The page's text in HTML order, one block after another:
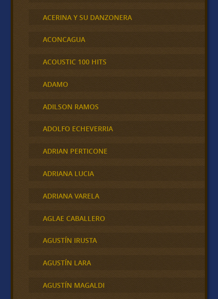
ACERINA Y SU DANZONERA
ACONCAGUA
ACOUSTIC 100 HITS
ADAMO
ADILSON RAMOS
ADOLFO ECHEVERRIA
ADRIAN PERTICONE
ADRIANA LUCIA
ADRIANA VARELA
AGLAE CABALLERO
AGUSTÍN IRUSTA
AGUSTÍN LARA
AGUSTÍN MAGALDI